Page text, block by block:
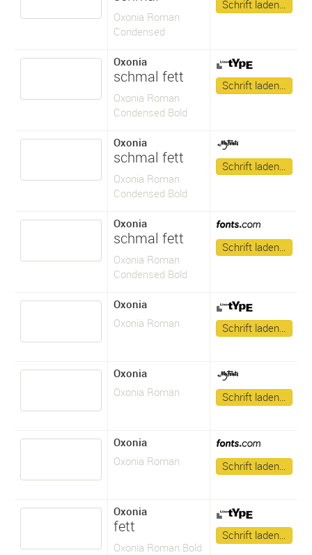
Oxonia Roman
Condensed
Schrift laden…
Oxonia
schmal fett
Oxonia Roman
Condensed Bold
Schrift laden…
Oxonia
schmal fett
Oxonia Roman
Condensed Bold
Schrift laden…
Oxonia
schmal fett
Oxonia Roman
Condensed Bold
Schrift laden…
Oxonia
Oxonia Roman
Schrift laden…
Oxonia
Oxonia Roman
Schrift laden…
Oxonia
Oxonia Roman
Schrift laden…
Oxonia
fett
Oxonia Roman Bold
Schrift laden…